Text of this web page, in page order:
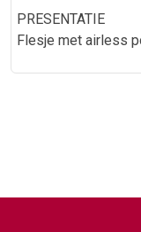
PRESENTATIE
Flesje met airless